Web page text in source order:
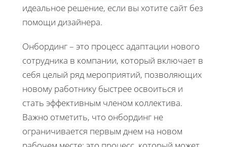
идеальное решение, если вы хотите сайт без
помощи дизайнера.
Онбординг – это процесс адаптации нового
сотрудника в компании, который включает в
себя целый ряд мероприятий, позволяющих
новому работнику быстрее освоиться и
стать эффективным членом коллектива.
Важно отметить, что онбординг не
ограничивается первым днем на новом